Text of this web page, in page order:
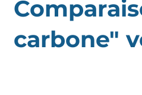
carbone"